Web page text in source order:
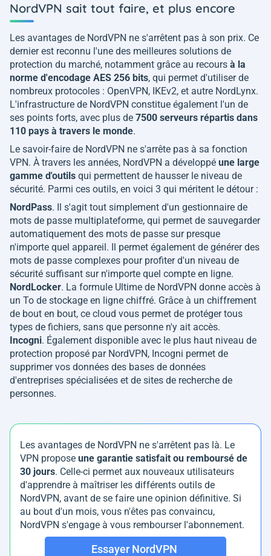
NordVPN sait tout faire, et plus encore
Les avantages de NordVPN ne s'arrêtent pas à son prix. Ce
dernier est reconnu l'une des meilleures solutions de
protection du marché, notamment grâce au recours à la
norme d'encodage AES 256 bits, qui permet d'utiliser de
nombreux protocoles : OpenVPN, IKEv2, et autre NordLynx.
L'infrastructure de NordVPN constitue également l'un de
ses points forts, avec plus de 7500 serveurs répartis dans
110 pays à travers le monde.
Le savoir-faire de NordVPN ne s'arrête pas à sa fonction
VPN. À travers les années, NordVPN a développé une large
gamme d'outils qui permettent de hausser le niveau de
sécurité. Parmi ces outils, en voici 3 qui méritent le détour :
NordPass. Il s'agit tout simplement d'un gestionnaire de
mots de passe multiplateforme, qui permet de sauvegarder
automatiquement des mots de passe sur presque
n'importe quel appareil. Il permet également de générer des
mots de passe complexes pour profiter d'un niveau de
sécurité suffisant sur n'importe quel compte en ligne.
NordLocker. La formule Ultime de NordVPN donne accès à
un To de stockage en ligne chiffré. Grâce à un chiffrement
de bout en bout, ce cloud vous permet de protéger tous
types de fichiers, sans que personne n'y ait accès.
Incogni. Également disponible avec le plus haut niveau de
protection proposé par NordVPN, Incogni permet de
supprimer vos données des bases de données
d'entreprises spécialisées et de sites de recherche de
personnes.
Les avantages de NordVPN ne s'arrêtent pas là. Le
VPN propose une garantie satisfait ou remboursé de
30 jours. Celle-ci permet aux nouveaux utilisateurs
d'apprendre à maîtriser les différents outils de
NordVPN, avant de se faire une opinion définitive. Si
au bout d'un mois, vous n'êtes pas convaincu,
NordVPN s'engage à vous rembourser l'abonnement.
Essayer NordVPN